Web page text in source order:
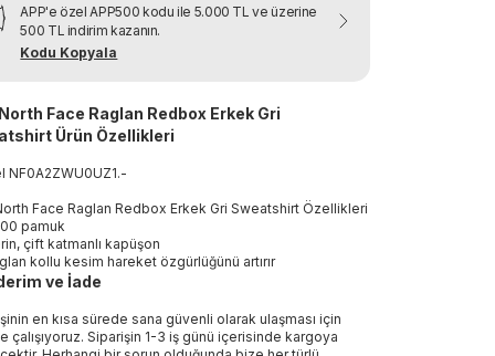
APP'e özel APP500 kodu ile 5.000 TL ve üzerine
500 TL indirim kazanın.
Kodu Kopyala
Face Raglan Redbox Erkek Gri
Ürün Özellikleri
NF0A2ZWU0UZ1.-
Face Raglan Redbox Erkek Gri Sweatshirt Özellikleri
pamuk
çift katmanlı kapüşon
kollu kesim hareket özgürlüğünü artırır
ve İade
en kısa sürede sana güvenli olarak ulaşması için
çalışıyoruz. Siparişin 1-3 iş günü içerisinde kargoya